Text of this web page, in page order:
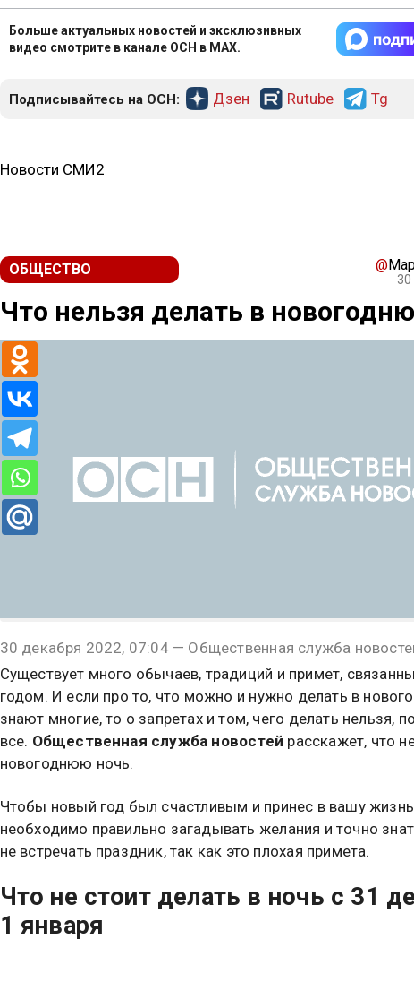
Больше актуальных новостей и эксклюзивных
видео смотрите в канале ОСН в MAX.
Подписывайтесь на ОСН: Дзен Rutube Tg
Новости СМИ2
ОБЩЕСТВО @
30
Что нельзя делать в
30 декабря 2022, 07:04 — Общественная служба
Существует много обычаев, традиций и примет,
годом. И если про то, что можно и нужно делать в
знают многие, то о запретах и том, чего делать нельзя,
все. Общественная служба новостей расскажет, что
новогоднюю ночь.
Чтобы новый год был счастливым и принес в вашу жизнь
необходимо правильно загадывать желания и точно
не встречать праздник, так как это плохая примета.
Что не стоит делать в ночь с 31
1 января